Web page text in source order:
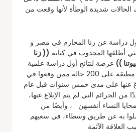
شديدة الوطأة لأنها وقعت من
أول دراسة عن زنا المحارم في مصر و
أطلقها المجدوب في كتابة (( زنا
)) عرضة لنتائج أول دراسة علمية
حول جريمة زنا المحارم مطبقة على 200 حالة ممن وقعوا في
عنها على مدى خمس سنوات قبل عام
من الجرائم التي لم يتم الإبلاغ عنها،
النساء أنفسهن ، وأيضًا من
به عن طريق وسطاء، في سعيهم
العلاقة الآثمة